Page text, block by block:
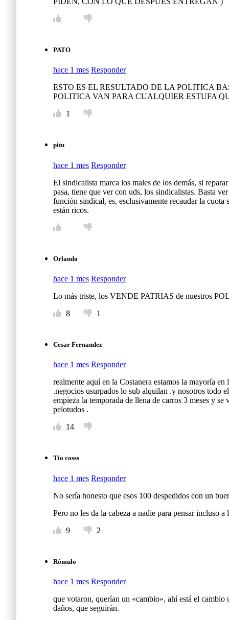
PATO
hace 1 mes Responder
ESTO ES EL RESULTADO DE LA POLITICA
POLITICA VAN PARA CUALQUIER ESTUFA
1
pitu
hace 1 mes Responder
El sindicalista marca los males de los demás, si
pasa, tiene que ver con uds, los sindicalistas. Basta
función sindical, es, esclusivamente recaudar la
están ricos.
Orlando
hace 1 mes Responder
Lo más triste, los VENDE PATRIAS de nuestros
8
1
Cesar Fernandez
hace 1 mes Responder
realmente aquí en la Costanera estamos la mayoría
.negocios usurpados lo sub alquilan .y nosotros todo
empieza la temporada de llena de carros 3 meses y
pelotudos .
14
Tío cosss
hace 1 mes Responder
No sería honesto que esos 100 despedidos con un
Pero no les da la cabeza a nadie para pensar incluso a
9
2
Rómulo
hace 1 mes Responder
que votaron, querían un «cambio», ahí está el
daños, que seguirán.